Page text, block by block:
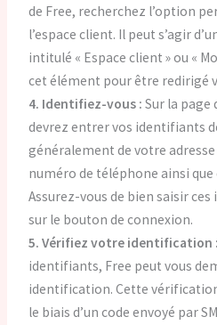
de Free, recherchez l’option
l’espace client. Il peut s’agir
intitulé « Espace client » ou «
cet élément pour être redirigé
4. Identifiez-vous : Sur la page
devrez entrer vos identifiants
généralement de votre
numéro de téléphone ainsi
Assurez-vous de bien saisir
sur le bouton de connexion.
5. Vérifiez votre identification :
identifiants, Free peut vous
identification. Cette
le biais d’un code envoyé par